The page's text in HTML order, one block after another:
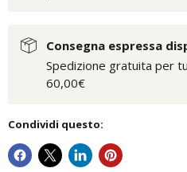
Consegna espressa
Spedizione gratuita per
60,00€
Condividi questo: